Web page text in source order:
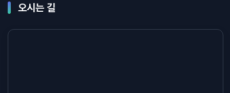
오시는 길